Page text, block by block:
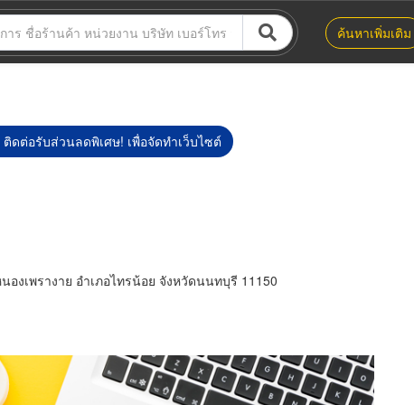
ค้นหาเพิ่มเติม
ดต่อรับส่วนลดพิเศษ! เพื่อจัดทำเว็บไซต์
งเพรางาย อำเภอไทรน้อย จังหวัดนนทบุรี 11150